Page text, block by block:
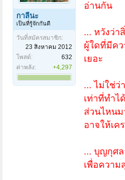
กาลีนะ
เป็นที่รู้จักกันดี
วันที่สมัครสมาชิก:
23 สิงหาคม 2012
โพสต์:
632
ค่าพลัง:
+4,297
อ่านกัน
... หวังว่า
ผู้ใดที่มีคว
เยอะ
... ไม่ใช่ว่
เท่าที่ทำไ
ส่วนไหนม
อาจให้เ
... บุญกุศล
เพื่อควา